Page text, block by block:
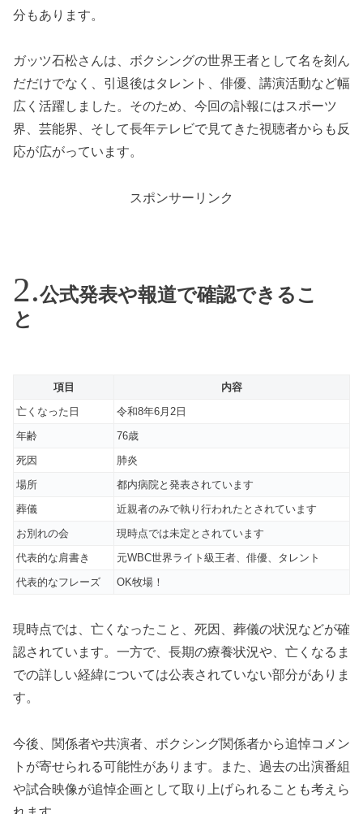
分もあります。
ガッツ石松さんは、ボクシングの世界王者として名を刻ん
だだけでなく、引退後はタレント、俳優、講演活動など幅
広く活躍しました。そのため、今回の訃報にはスポーツ
界、芸能界、そして長年テレビで見てきた視聴者からも反
応が広がっています。
スポンサーリンク
公式発表や報道で確認できるこ
と
項目
内容
亡くなった日
令和8年6月2日
年齢
76歳
死因
肺炎
場所
都内病院と発表されています
葬儀
近親者のみで執り行われたとされています
お別れの会
現時点では未定とされています
代表的な肩書き
元WBC世界ライト級王者、俳優、タレント
代表的なフレーズ
OK牧場！
現時点では、亡くなったこと、死因、葬儀の状況などが確
認されています。一方で、長期の療養状況や、亡くなるま
での詳しい経緯については公表されていない部分がありま
す。
今後、関係者や共演者、ボクシング関係者から追悼コメン
トが寄せられる可能性があります。また、過去の出演番組
や試合映像が追悼企画として取り上げられることも考えら